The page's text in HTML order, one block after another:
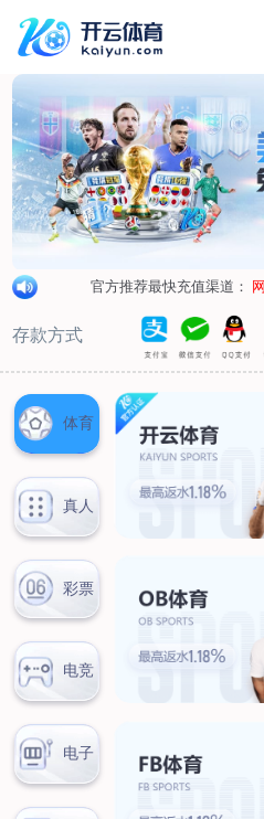
Menu
网站首页
关于我们
产品中心
荣誉资质
厂区设备
人才招聘
新闻中心
销售网点